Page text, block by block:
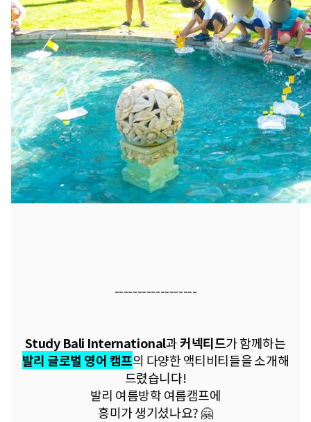
------------------
Study Bali International과커넥티드가 함께하는
발리 글로벌 영어 캠프의 다양한 액티비티들을 소개해
드렸습니다!
발리 여름방학 여름캠프에
흥미가 생기셨나요? 🤗